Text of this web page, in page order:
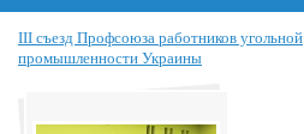
III съезд Профсоюза работников угольной
промышленности Украины